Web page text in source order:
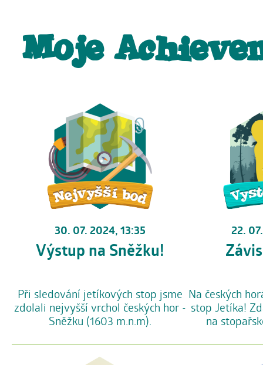
Moje
30. 07. 2024, 13:35
Výstup na Sněžku!
Při sledování jetíkových stop jsme
zdolali nejvyšší vrchol českých hor -
Sněžku (1603 m.n.m).
22.
Na českých
stop Jetíka!
na